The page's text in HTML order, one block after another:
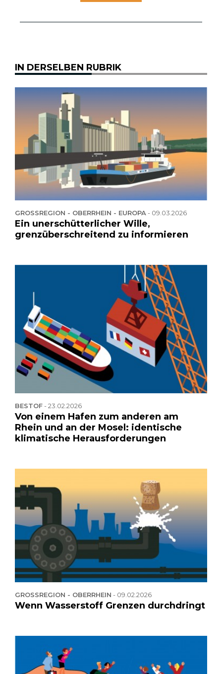
IN DERSELBEN RUBRIK
GROSSREGION - OBERRHEIN - EUROPA - 09.03.2026
Ein unerschütterlicher Wille,
grenzüberschreitend zu informieren
BESTOF-23.02.2026
Von einem Hafen zum anderen am
Rhein und an der Mosel: identische
klimatische Herausforderungen
GROSSREGION - OBERRHEIN - 09.02.2026
Wenn Wasserstoff Grenzen durchdringt